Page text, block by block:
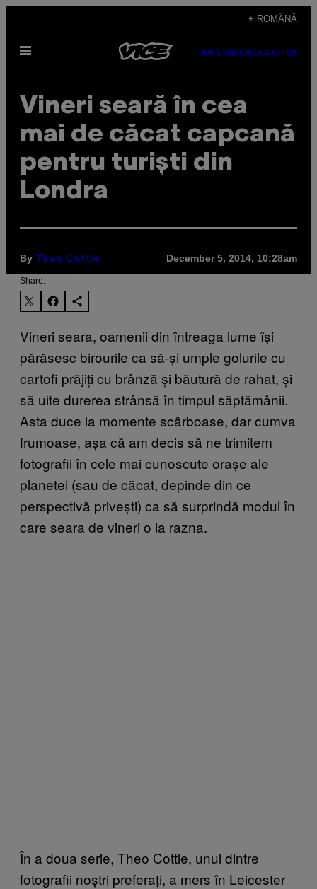
content
+ ROMÂNĂ
Open
SUBSCRIBENEWSLETTER
Vineri seară în cea
mai de căcat capcană
pentru turiști din
Londra
By Theo Cottle December 5, 2014, 10:28am
Share:
​Vineri seara, oamenii din întreaga lume își
părăsesc birourile ca să-și umple golurile cu
cartofi prăjiți cu brânză și băutură de rahat, și
să uite durerea strânsă în timpul săptămânii.
Asta duce la momente scârboase, dar cumva
frumoase, așa că am decis să ne trimitem
fotografii în cele mai cunoscute orașe ale
planetei (sau de căcat, depinde din ce
perspectivă privești) ca să surprindă modul în
care seara de vineri o ia razna.
În a doua serie, Theo Cottle, unul dintre
fotografii noștri preferați, a mers în Leicester